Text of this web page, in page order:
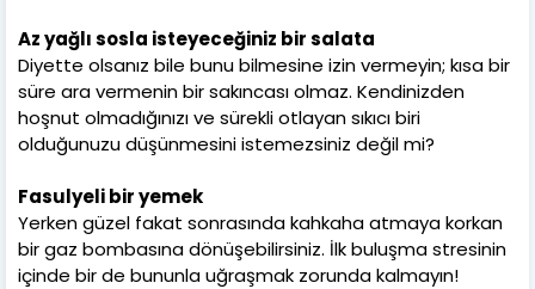
Az yağlı sosla isteyeceğiniz bir salata
Diyette olsanız bile bunu bilmesine izin vermeyin; kısa bir
süre ara vermenin bir sakıncası olmaz. Kendinizden
hoşnut olmadığınızı ve sürekli otlayan sıkıcı biri
olduğunuzu düşünmesini istemezsiniz değil mi?
Fasulyeli bir yemek
Yerken güzel fakat sonrasında kahkaha atmaya korkan
bir gaz bombasına dönüşebilirsiniz. İlk buluşma stresinin
içinde bir de bununla uğraşmak zorunda kalmayın!